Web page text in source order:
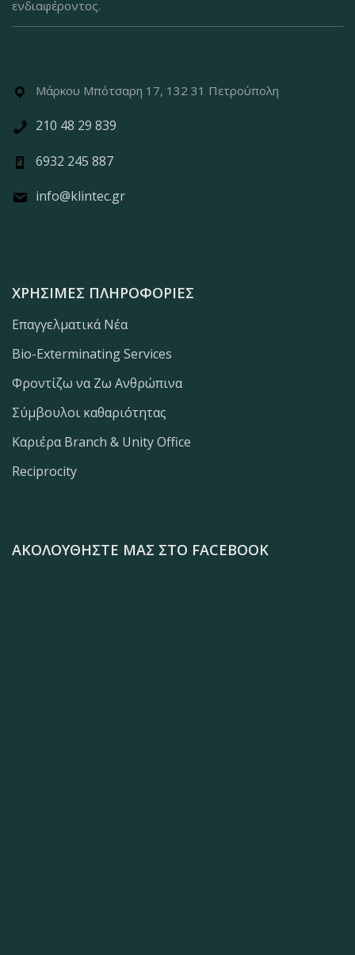
ενδιαφέροντος.
Μάρκου Μπότσαρη 17, 132 31 Πετρούπολη
210 48 29 839
6932 245 887
info@klintec.gr
ΧΡΉΣΙΜΕΣ ΠΛΗΡΟΦΟΡΊΕΣ
Επαγγελματικά Νέα
Bio-Exterminating Services
Φροντίζω να Ζω Ανθρώπινα
Σύμβουλοι καθαριότητας
Καριέρα Branch & Unity Office
Reciprocity
ΑΚΟΛΟΥΘΉΣΤΕ ΜΑΣ ΣΤΟ FACEBOOK